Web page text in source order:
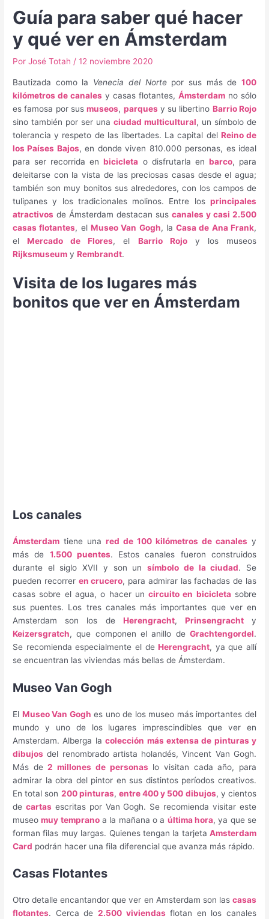
Guía para saber qué hacer
y qué ver en Ámsterdam
PorJosé Totah /12 noviembre 2020
Bautizada como la Venecia del Nortepor sus más de 100
kilómetros de canales y casas flotantes, Ámsterdamno sólo
es famosa por susmuseos, parquesy su libertino Barrio Rojo
sino también por ser una ciudad multicultural, un símbolo de
tolerancia y respeto de las libertades. La capital del Reino de
los Países Bajos, en donde viven 810.000 personas, es ideal
para ser recorrida enbicicleta o disfrutarla en barco, para
deleitarse con la vista de las preciosas casas desde el agua;
también son muy bonitos sus alrededores, con los campos de
tulipanes y los tradicionales molinos. Entre los principales
atractivos de Ámsterdam destacan sus canales y casi 2.500
casas flotantes, el Museo Van Gogh, laCasa de Ana Frank,
elMercado de Flores, el Barrio Rojoy los museos
Rijksmuseum yRembrandt.
Visita de los lugares más
bonitos que ver en Ámsterdam
Los canales
Ámsterdam tiene unared de 100 kilómetros de canalesy
más de 1.500 puentes. Estos canales fueron construidos
durante el siglo XVII y son unsímbolo de la ciudad. Se
pueden recorrer en crucero, para admirar las fachadas de las
casas sobre el agua, o hacer uncircuito en bicicletasobre
sus puentes. Los tres canales más importantes que ver en
Amsterdam son los de Herengracht, Prinsengrachty
Keizersgratch, que componen el anillo de Grachtengordel.
Se recomienda especialmente el deHerengracht, ya que allí
se encuentran las viviendas más bellas de Ámsterdam.
Museo Van Gogh
El Museo Van Gogh es uno de los museo más importantes del
mundo y uno de los lugares imprescindibles que ver en
Amsterdam. Alberga lacolección más extensa de pinturas y
dibujos del renombrado artista holandés, Vincent Van Gogh.
Más de2 millones de personaslo visitan cada año, para
admirar la obra del pintor en sus distintos períodos creativos.
En total son 200 pinturas, entre 400 y 500 dibujos, y cientos
de cartasescritas por Van Gogh. Se recomienda visitar este
museomuy tempranoa la mañana o a última hora, ya que se
forman filas muy largas. Quienes tengan la tarjeta Amsterdam
Card podrán hacer una fila diferencial que avanza más rápido.
Casas Flotantes
Otro detalle encantandor que ver en Amsterdam son las casas
flotantes. Cerca de 2.500 viviendasflotan en los canales